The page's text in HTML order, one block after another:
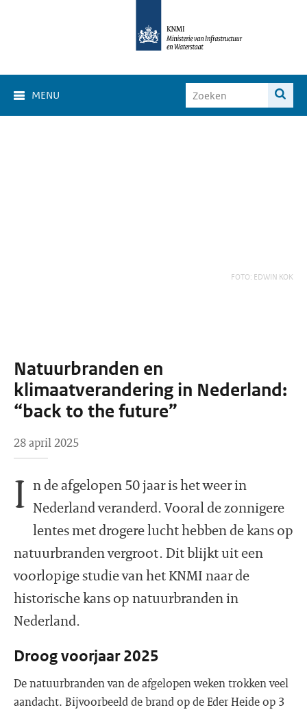
MENU
FOTO: EDWIN KOK
Natuurbranden en
klimaatverandering in Nederland:
“back to the future”
28 april 2025
I n de afgelopen 50 jaar is het weer in
Nederland veranderd. Vooral de zonnigere
lentes met drogere lucht hebben de kans op
natuurbranden vergroot. Dit blijkt uit een
voorlopige studie van het KNMI naar de
historische kans op natuurbranden in
Nederland.
Droog voorjaar 2025
De natuurbranden van de afgelopen weken trokken veel
aandacht. Bijvoorbeeld de brand op de Eder Heide op 3